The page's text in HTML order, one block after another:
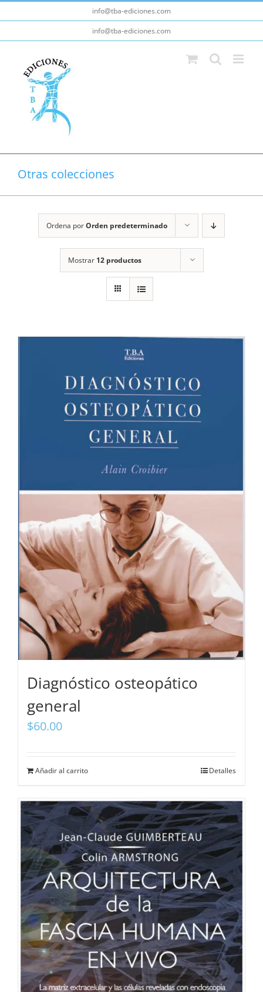
al
contenido
info@tba-ediciones.com
info@tba-ediciones.com
Otras colecciones
Ordena porOrden predeterminado
Mostrar 12 productos
Diagnóstico osteopático
general
$60.00
Añadir al carrito Detalles